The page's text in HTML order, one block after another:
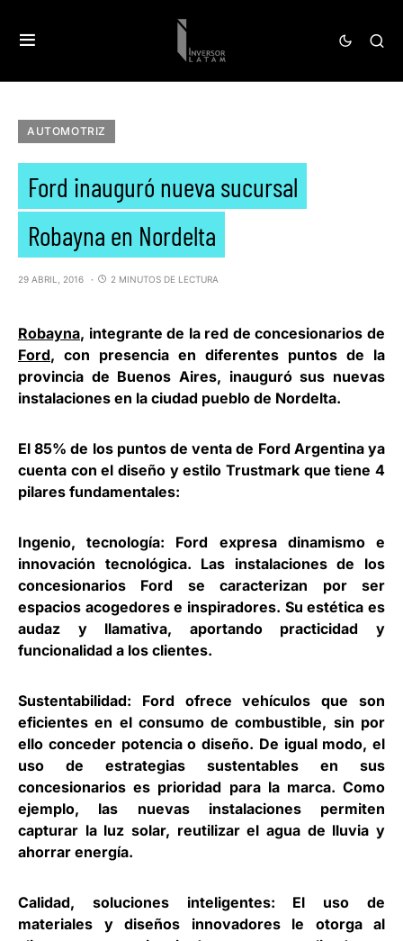
AUTOMOTRIZ
Ford inauguró nueva sucursal
Robayna en Nordelta
29 ABRIL, 2016 2 MINUTOS DE LECTURA
Robayna, integrante de la red de concesionarios de
Ford, con presencia en diferentes puntos de la
provincia de Buenos Aires, inauguró sus nuevas
instalaciones en la ciudad pueblo de Nordelta.
El 85% de los puntos de venta de Ford Argentina ya
cuenta con el diseño y estilo Trustmark que tiene 4
pilares fundamentales:
Ingenio, tecnología: Ford expresa dinamismo e
innovación tecnológica. Las instalaciones de los
concesionarios Ford se caracterizan por ser
espacios acogedores e inspiradores. Su estética es
audaz y llamativa, aportando practicidad y
funcionalidad a los clientes.
Sustentabilidad: Ford ofrece vehículos que son
eficientes en el consumo de combustible, sin por
ello conceder potencia o diseño. De igual modo, el
uso de estrategias sustentables en sus
concesionarios es prioridad para la marca. Como
ejemplo, las nuevas instalaciones permiten
capturar la luz solar, reutilizar el agua de lluvia y
ahorrar energía.
Calidad, soluciones inteligentes: El uso de
materiales y diseños innovadores le otorga al